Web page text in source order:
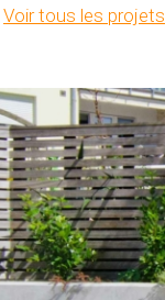
Voir tous les projets